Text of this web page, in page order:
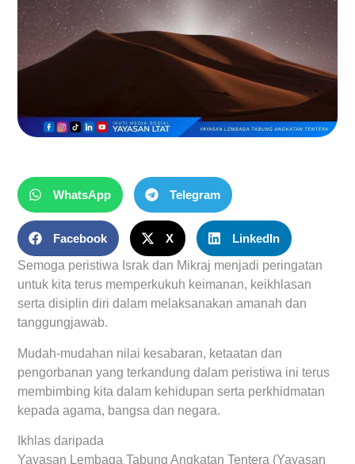
WhatsApp Telegram
Facebook X LinkedIn
Semoga peristiwa Israk dan Mikraj menjadi peringatan
untuk kita terus memperkukuh keimanan, keikhlasan
serta disiplin diri dalam melaksanakan amanah dan
tanggungjawab.
Mudah-mudahan nilai kesabaran, ketaatan dan
pengorbanan yang terkandung dalam peristiwa ini terus
membimbing kita dalam kehidupan serta perkhidmatan
kepada agama, bangsa dan negara.
Ikhlas daripada
Yayasan Lembaga Tabung Angkatan Tentera (Yayasan